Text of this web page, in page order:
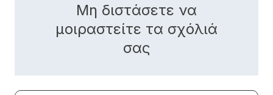
Μη διστάσετε να
μοιραστείτε τα σχόλιά
σας